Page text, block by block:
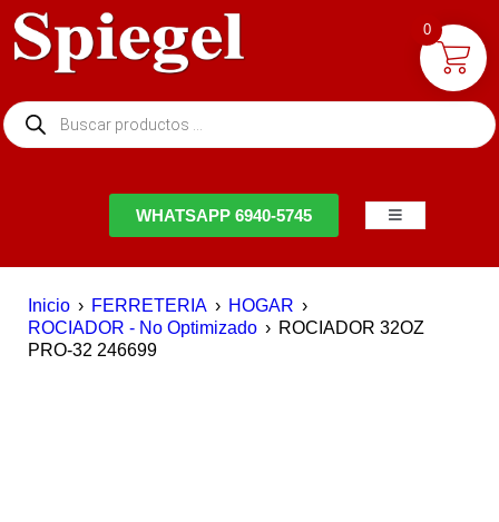
WHATSAPP 6940-5745
Inicio › FERRETERIA › HOGAR ›
ROCIADOR - No Optimizado › ROCIADOR 32OZ
PRO-32 246699
0